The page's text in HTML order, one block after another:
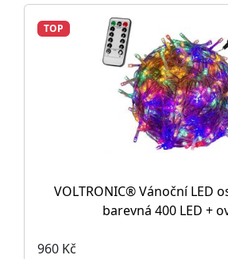
TOP
VOLTRONIC® Vánoční LED
barevná 400 LED +
960 Kč